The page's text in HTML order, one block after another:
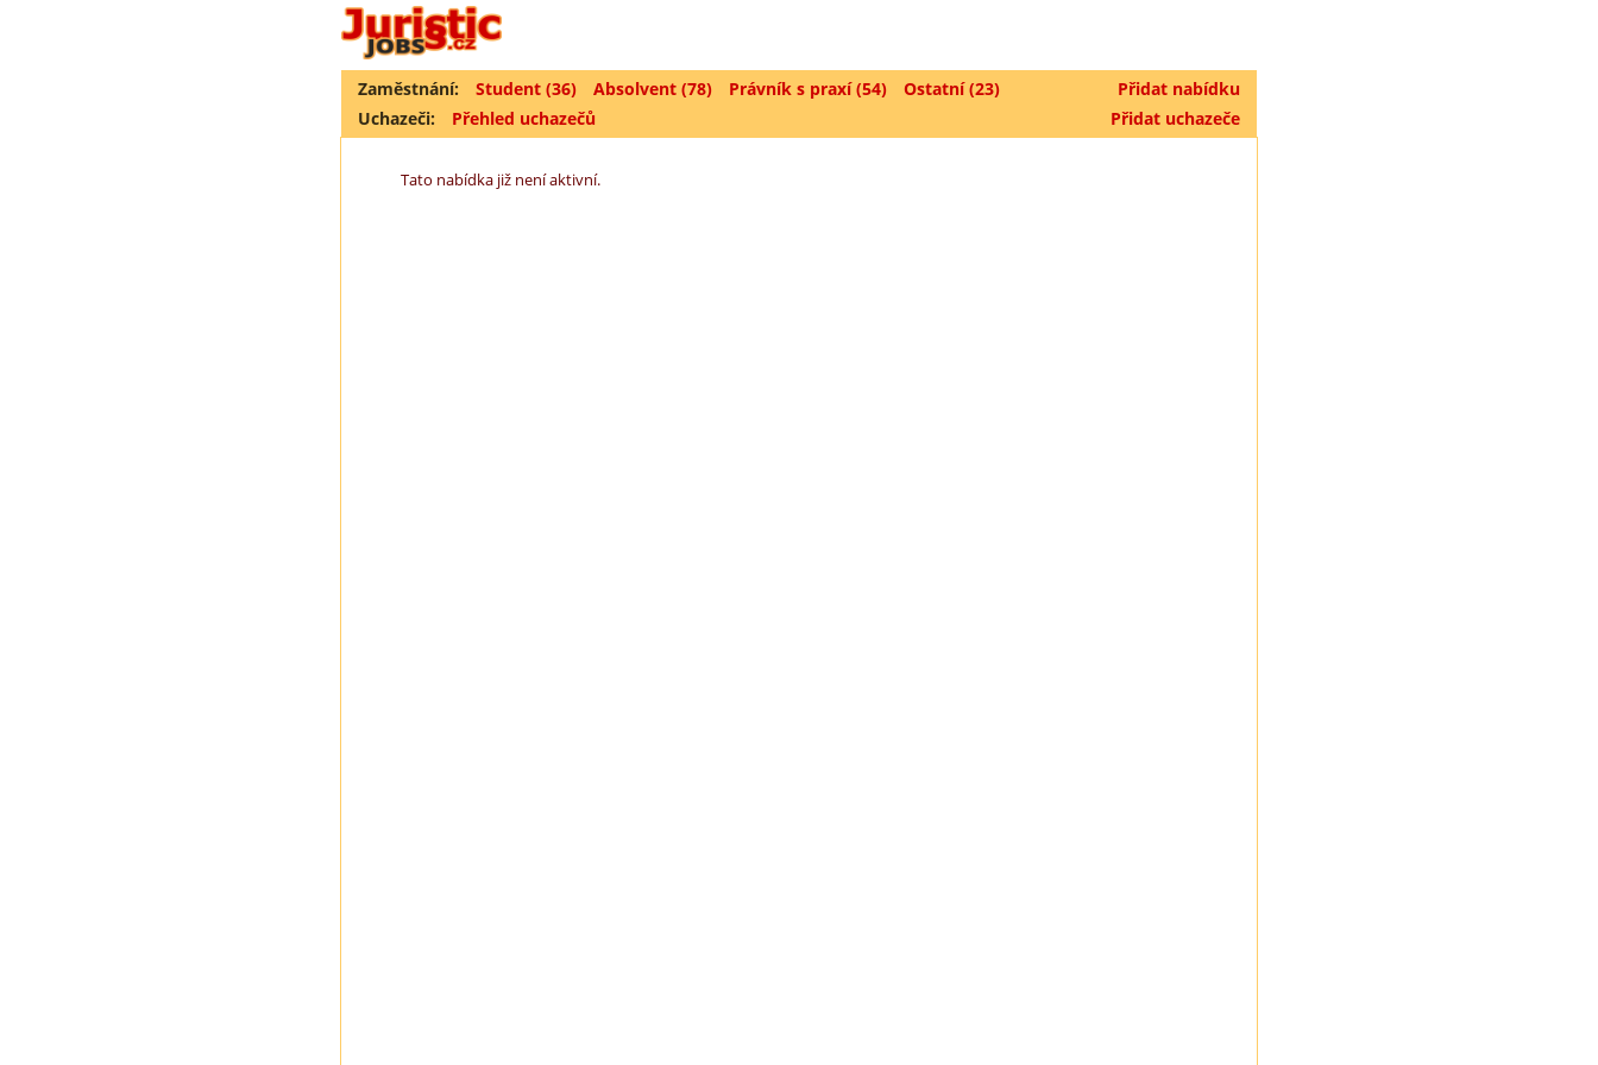
Zaměstnání: Student (36) Absolvent (78) Právník s praxí (54) Ostatní (23)
Přidat nabídku
Uchazeči:
Přehled uchazečů Přidat uchazeče
Tato nabídka již není aktivní.